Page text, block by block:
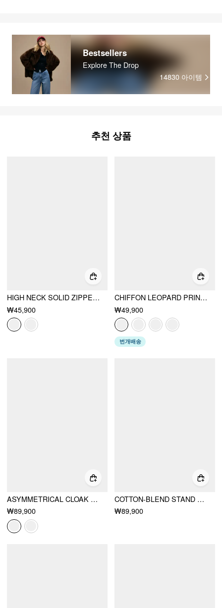
Bestsellers
Explore The Drop
14830 아이템
추천 상품
HIGH NECK SOLID ZIPPER RUCHED JUMPSUIT
₩45,900
CHIFFON LEOPARD PRINT STAND COLLAR RUFFLED OVERSIZED BABYDOLL MINI DRESS
₩49,900
번개배송
ASYMMETRICAL CLOAK SLEEVE MID RISE WIDE LEG JUMPSUIT WITH CAPE
₩89,900
COTTON-BLEND STAND COLLAR LACE PANEL MID RISE STRAIGHT LEG JUMPSUIT WITH SCARF
₩89,900